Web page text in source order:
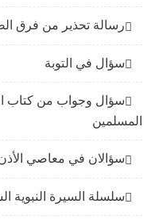
رسالة تحذير من فرق
سؤال في التوبة
سؤال وجواب من كتاب
المسلمين
سؤالان في معاصي
سلسلة السيرة النبوية